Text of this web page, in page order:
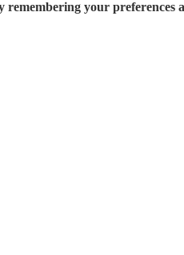
remembering your